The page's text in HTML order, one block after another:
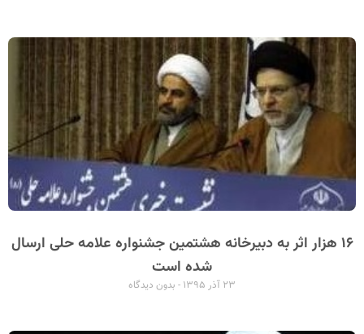
۱۶ هزار اثر به دبیرخانه هشتمین جشنواره علامه حلی ارسال
شده است
۲۳ آذر ۱۳۹۵ بدون دیدگاه